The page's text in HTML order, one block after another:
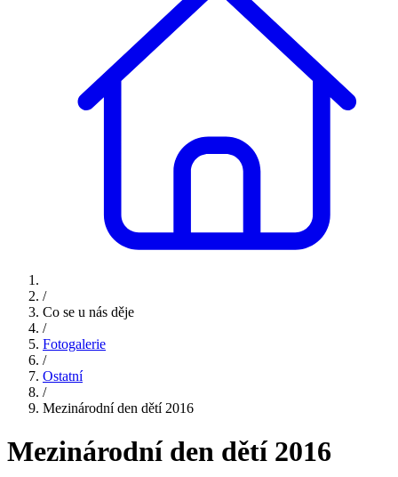
/
Co se u nás děje
/
Fotogalerie
/
Ostatní
/
Mezinárodní den dětí 2016
Mezinárodní den dětí 2016